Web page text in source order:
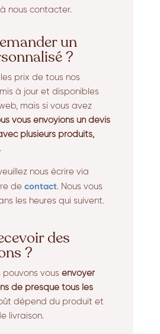
à nous contacter.
un
?
prix de tous nos
à jour et disponibles
mais si vous avez
vous envoyions un devis
plusieurs produits,
nous écrire via
de contact. Nous vous
les heures qui suivent.
des
?
pouvons vous envoyer
de presque tous les
dépend du produit et
livraison.